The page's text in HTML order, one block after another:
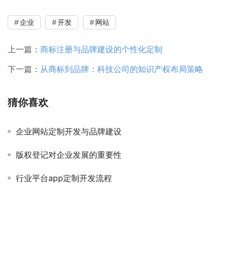
企业 开发 网站
上一篇： 商标注册与品牌建设的个性化定制
下一篇： 从商标到品牌：科技公司的知识产权布局策略
猜你喜欢
企业网站定制开发与品牌建设
版权登记对企业发展的重要性
行业平台app定制开发流程